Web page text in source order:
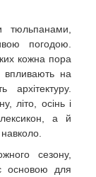
тюльпанами,
погодою.
кожна пора
впливають на
архітектуру.
літо, осінь і
а й
сезону,
основою для